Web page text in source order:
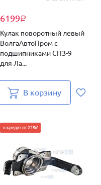
6199₽
Кулак поворотный левый
ВолгаАвтоПром с
подшипниками СПЗ-9
для Ла...
В корзину
в кредит от 225₽